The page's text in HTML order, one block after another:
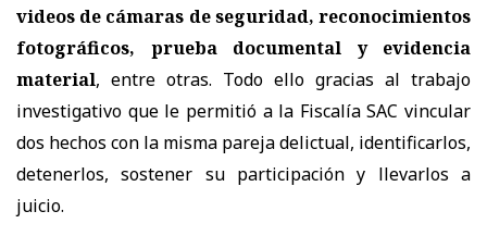
videos de cámaras de seguridad, reconocimientos
fotográficos, prueba documental y evidencia
material, entre otras. Todo ello gracias al trabajo
investigativo que le permitió a la Fiscalía SAC vincular
dos hechos con la misma pareja delictual, identificarlos,
detenerlos, sostener su participación y llevarlos a
juicio.